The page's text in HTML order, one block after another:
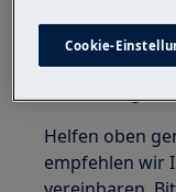
Wasser
gebracht,
Helfen oben
empfehlen wir
Cookie-